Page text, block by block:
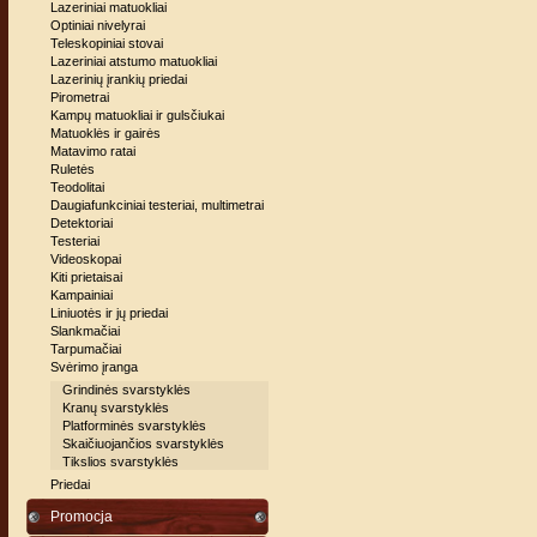
Lazeriniai matuokliai
Optiniai nivelyrai
Teleskopiniai stovai
Lazeriniai atstumo matuokliai
Lazerinių įrankių priedai
Pirometrai
Kampų matuokliai ir gulsčiukai
Matuoklės ir gairės
Matavimo ratai
Ruletės
Teodolitai
Daugiafunkciniai testeriai, multimetrai
Detektoriai
Testeriai
Videoskopai
Kiti prietaisai
Kampainiai
Liniuotės ir jų priedai
Slankmačiai
Tarpumačiai
Svėrimo įranga
Grindinės svarstyklės
Kranų svarstyklės
Platforminės svarstyklės
Skaičiuojančios svarstyklės
Tikslios svarstyklės
Priedai
Promocja